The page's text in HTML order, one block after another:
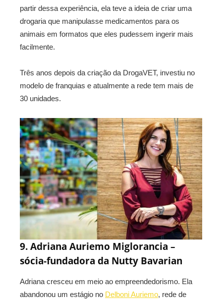
partir dessa experiência, ela teve a ideia de criar uma
drogaria que manipulasse medicamentos para os
animais em formatos que eles pudessem ingerir mais
facilmente.
Três anos depois da criação da DrogaVET, investiu no
modelo de franquias e atualmente a rede tem mais de
30 unidades.
9. Adriana Auriemo Miglorancia –
sócia-fundadora da Nutty Bavarian
Adriana cresceu em meio ao empreendedorismo. Ela
abandonou um estágio no Delboni Auriemo, rede de